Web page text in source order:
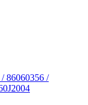
86060356 /